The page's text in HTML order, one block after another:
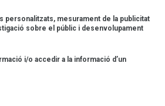
"Postlude To A Kiss"
Goran Levi
personalitzats, mesurament de la publicitat
sobre el públic i desenvolupament
i/o accedir a la informació d’un